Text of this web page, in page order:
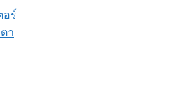
อร์
า